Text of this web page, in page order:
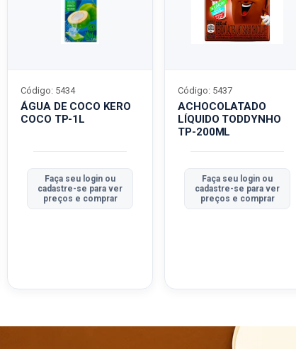
ÁGUA DE COCO KERO
COCO TP-1L
Código: 5434
Faça seu login ou
cadastre-se para ver
preços e comprar
ACHOCOLATADO
LÍQUIDO TODDYNHO
TP-200ML
Código: 5437
Faça seu login ou
cadastre-se para ver
preços e comprar